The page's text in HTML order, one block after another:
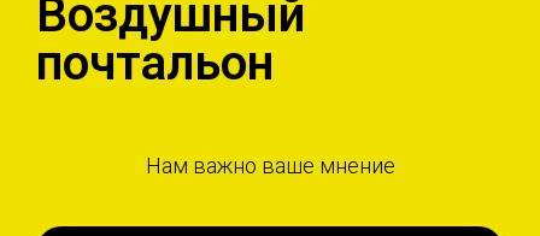
Воздушный
почтальон
Нам важно ваше мнение